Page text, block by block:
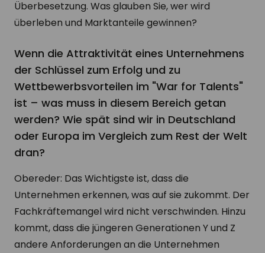
Überbesetzung. Was glauben Sie, wer wird
überleben und Marktanteile gewinnen?
Wenn die Attraktivität eines Unternehmens
der Schlüssel zum Erfolg und zu
Wettbewerbsvorteilen im "War for Talents"
ist – was muss in diesem Bereich getan
werden? Wie spät sind wir in Deutschland
oder Europa im Vergleich zum Rest der Welt
dran?
Obereder: Das Wichtigste ist, dass die
Unternehmen erkennen, was auf sie zukommt. Der
Fachkräftemangel wird nicht verschwinden. Hinzu
kommt, dass die jüngeren Generationen Y und Z
andere Anforderungen an die Unternehmen